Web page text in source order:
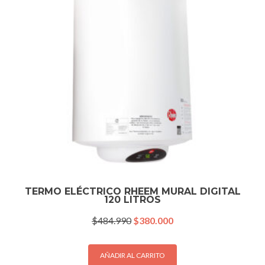
TERMO ELÉCTRICO RHEEM MURAL DIGITAL
120 LITROS
$484.990 El
original
era:
$380.000El
actual
AÑADIR AL CARRITO